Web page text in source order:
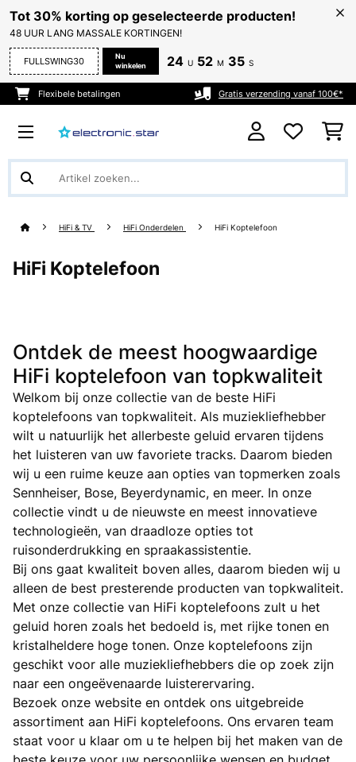
Tot 30% korting op geselecteerde producten!
48 UUR LANG MASSALE KORTINGEN!
FULLSWING30
Nu
winkelen
24 U 52 M 35 S
Flexibele betalingen Gratis verzending vanaf 100€*
HiFi & TV HiFi Onderdelen HiFi Koptelefoon
HiFi Koptelefoon
Ontdek de meest hoogwaardige
HiFi koptelefoon van topkwaliteit
Welkom bij onze collectie van de beste HiFi
koptelefoons van topkwaliteit. Als muziekliefhebber
wilt u natuurlijk het allerbeste geluid ervaren tijdens
het luisteren van uw favoriete tracks. Daarom bieden
wij u een ruime keuze aan opties van topmerken zoals
Sennheiser, Bose, Beyerdynamic, en meer. In onze
collectie vindt u de nieuwste en meest innovatieve
technologieën, van draadloze opties tot
ruisonderdrukking en spraakassistentie.
Bij ons gaat kwaliteit boven alles, daarom bieden wij u
alleen de best presterende producten van topkwaliteit.
Met onze collectie van HiFi koptelefoons zult u het
geluid horen zoals het bedoeld is, met rijke tonen en
kristalheldere hoge tonen. Onze koptelefoons zijn
geschikt voor alle muziekliefhebbers die op zoek zijn
naar een ongeëvenaarde luisterervaring.
Bezoek onze website en ontdek ons uitgebreide
assortiment aan HiFi koptelefoons. Ons ervaren team
staat voor u klaar om u te helpen bij het maken van de